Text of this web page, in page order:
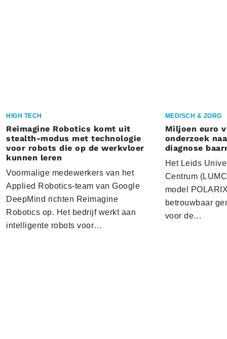
HIGH TECH
Reimagine Robotics komt uit
stealth-modus met technologie
voor robots die op de werkvloer
kunnen leren
Voormalige medewerkers van het
Applied Robotics-team van Google
DeepMind richten Reimagine
Robotics op. Het bedrijf werkt aan
intelligente robots voor…
MEDISCH & ZORG
Miljoen euro
onderzoek
diagnose
Het Leids
Centrum
model
betrouwbaar
voor de…